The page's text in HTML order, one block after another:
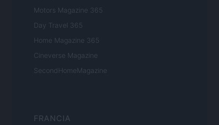
Motors Magazine 365
Day Travel 365
Home Magazine 365
Cineverse Magazine
SecondHomeMagazine
FRANCIA